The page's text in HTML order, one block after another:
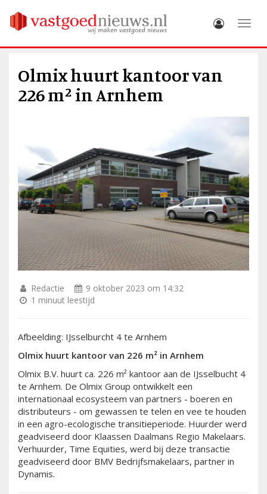
Olmix huurt kantoor van
226 m² in Arnhem
Redactie
9 oktober 2023 om 14:32
1 minuut leestijd
Afbeelding: IJsselburcht 4 te Arnhem
Olmix huurt kantoor van 226 m² in Arnhem
Olmix B.V. huurt ca. 226 m² kantoor aan de IJsselbucht 4
te Arnhem. De Olmix Group ontwikkelt een
internationaal ecosysteem van partners - boeren en
distributeurs - om gewassen te telen en vee te houden
in een agro-ecologische transitieperiode. Huurder werd
geadviseerd door Klaassen Daalmans Regio Makelaars.
Verhuurder, Time Equities, werd bij deze transactie
geadviseerd door BMV Bedrijfsmakelaars, partner in
Dynamis.